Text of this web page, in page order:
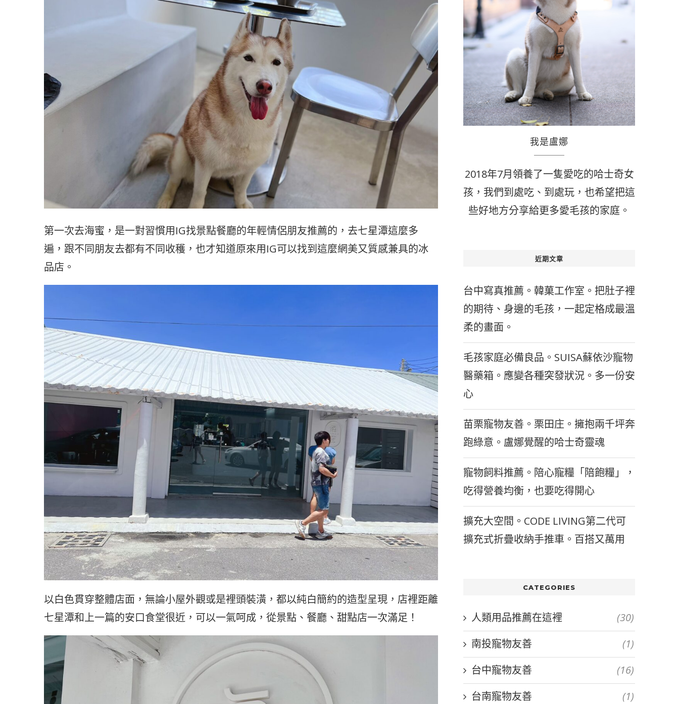
第一次去海蜜，是一對習慣用IG找景點餐廳的年輕情侶朋友推薦的，去七星潭這麼多
遍，跟不同朋友去都有不同收穫，也才知道原來用IG可以找到這麼網美又質感兼具的冰
品店。
以白色貫穿整體店面，無論小屋外觀或是裡頭裝潢，都以純白簡約的造型呈現，店裡距離
七星潭和上一篇的安口食堂很近，可以一氣呵成，從景點、餐廳、甜點店一次滿足！
我是盧娜
2018年7月領養了一隻愛吃的哈士奇女
孩，我們到處吃、到處玩，也希望把這
些好地方分享給更多愛毛孩的家庭。
近期文章
台中寫真推薦。韓菓工作室。把肚子裡
的期待、身邊的毛孩，一起定格成最溫
柔的畫面。
毛孩家庭必備良品。SUISA蘇依沙寵物
醫藥箱。應變各種突發狀況。多一份安
心
苗栗寵物友善。栗田庄。擁抱兩千坪奔
跑綠意。盧娜覺醒的哈士奇靈魂
寵物飼料推薦。陪心寵糧「陪飽糧」，
吃得營養均衡，也要吃得開心
擴充大空間。CODE LIVING第二代可
擴充式折疊收納手推車。百搭又萬用
CATEGORIES
人類用品推薦在這裡
(30)
南投寵物友善
(1)
台中寵物友善
(16)
台南寵物友善
(1)